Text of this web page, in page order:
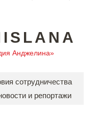
Анджелина»
сотрудничества
и репортажи